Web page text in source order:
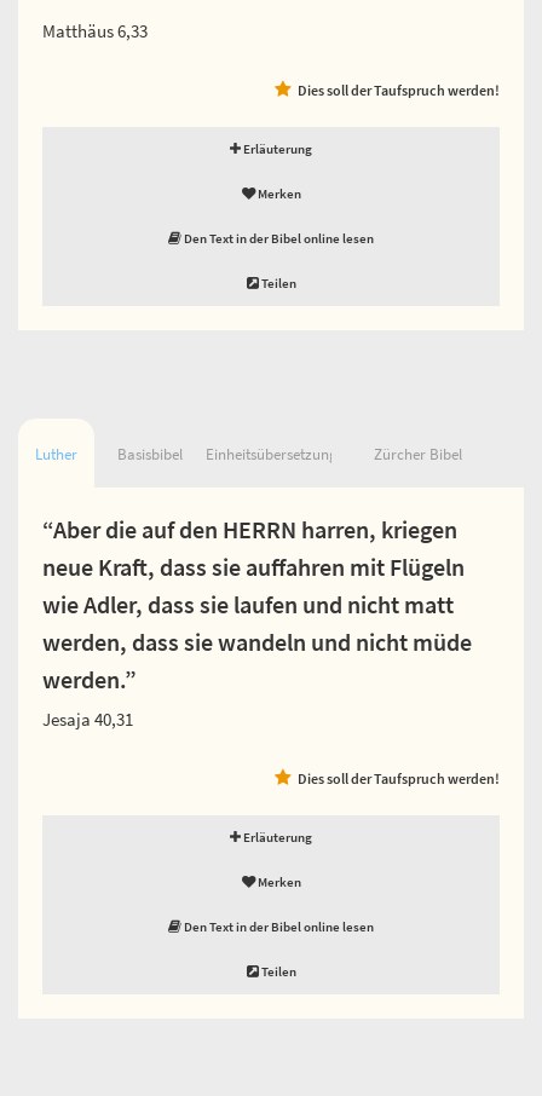
Matthäus 6,33
Dies soll der Taufspruch werden!
Erläuterung
Merken
Den Text in der Bibel online lesen
Teilen
Luther Basisbibel Einheitsübersetzung Zürcher Bibel
“Aber die auf den HERRN harren, kriegen
neue Kraft, dass sie auffahren mit Flügeln
wie Adler, dass sie laufen und nicht matt
werden, dass sie wandeln und nicht müde
werden.”
Jesaja 40,31
Dies soll der Taufspruch werden!
Erläuterung
Merken
Den Text in der Bibel online lesen
Teilen